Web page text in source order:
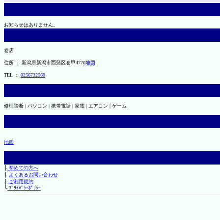
お知らせはありません。
巻店
住所 ： 新潟県新潟市西蒲区巻甲4770地図
TEL ： 0256732560
修理診断 | パソコン | 携帯電話 | 家電 | エアコン | ゲーム
地図
├初めての方へ
├ よくあるお問い合わせ
├ご利用規約
└ﾌﾟﾗｲﾊﾞｼｰﾎﾟﾘｼｰ